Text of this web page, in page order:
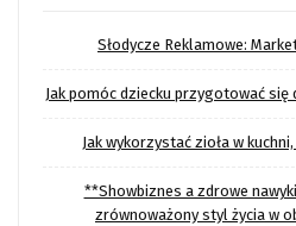
Słodycze Reklamowe:
Jak pomóc dziecku przygotować
Jak wykorzystać zioła w
**Showbiznes a zdrowe
zrównoważony styl życia w